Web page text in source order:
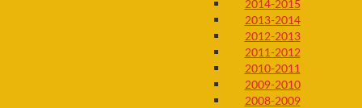
2014-2015
2013-2014
2012-2013
2011-2012
2010-2011
2009-2010
2008-2009